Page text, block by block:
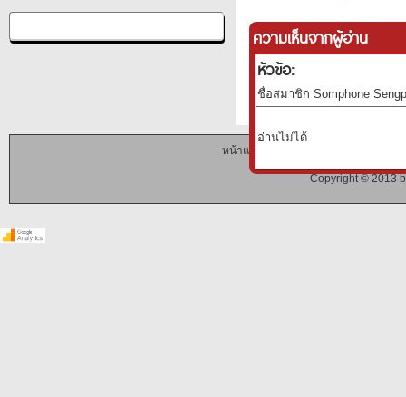
ความเห็นจากผู้อ่าน
หัวข้อ:
ชื่อสมาชิก Somphone
อ่านไม่ได้
หน้าแรก
Copyright © 2013